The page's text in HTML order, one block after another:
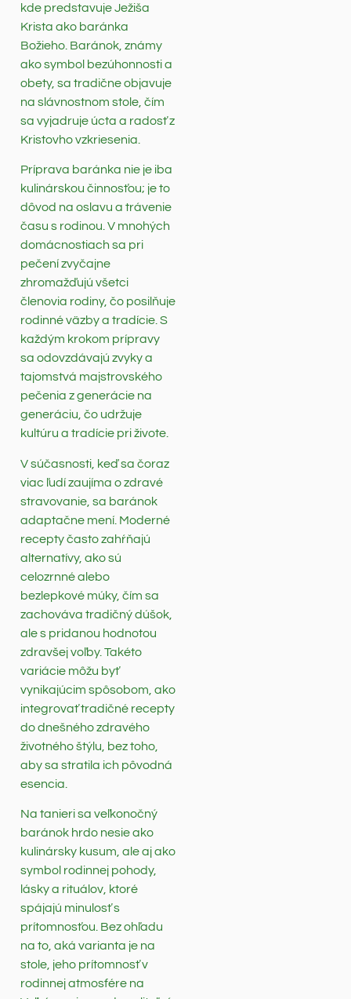
kde predstavuje Ježiša
Krista ako baránka
Božieho. Baránok, známy
ako symbol bezúhonnosti a
obety, sa tradične objavuje
na slávnostnom stole, čím
sa vyjadruje úcta a radosť z
Kristovho vzkriesenia.
Príprava baránka nie je iba
kulinárskou činnosťou; je to
dôvod na oslavu a trávenie
času s rodinou. V mnohých
domácnostiach sa pri
pečení zvyčajne
zhromažďujú všetci
členovia rodiny, čo posilňuje
rodinné väzby a tradície. S
každým krokom prípravy
sa odovzdávajú zvyky a
tajomstvá majstrovského
pečenia z generácie na
generáciu, čo udržuje
kultúru a tradície pri živote.
V súčasnosti, keď sa čoraz
viac ľudí zaujíma o zdravé
stravovanie, sa baránok
adaptačne mení. Moderné
recepty často zahŕňajú
alternatívy, ako sú
celozrnné alebo
bezlepkové múky, čím sa
zachováva tradičný dúšok,
ale s pridanou hodnotou
zdravšej voľby. Takéto
variácie môžu byť
vynikajúcim spôsobom, ako
integrovať tradičné recepty
do dnešného zdravého
životného štýlu, bez toho,
aby sa stratila ich pôvodná
esencia.
Na tanieri sa veľkonočný
baránok hrdo nesie ako
kulinársky kusum, ale aj ako
symbol rodinnej pohody,
lásky a rituálov, ktoré
spájajú minulosť s
prítomnosťou. Bez ohľadu
na to, aká varianta je na
stole, jeho prítomnosť v
rodinnej atmosfére na